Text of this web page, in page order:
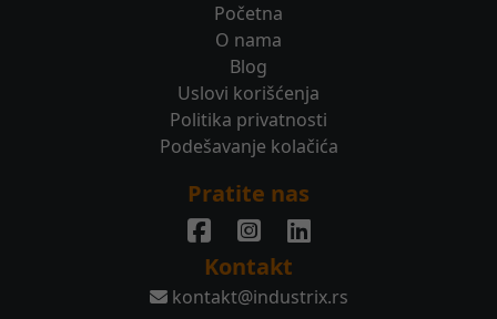
Početna
O nama
Blog
Uslovi korišćenja
Politika privatnosti
Podešavanje kolačića
Pratite nas
Kontakt
kontakt@industrix.rs